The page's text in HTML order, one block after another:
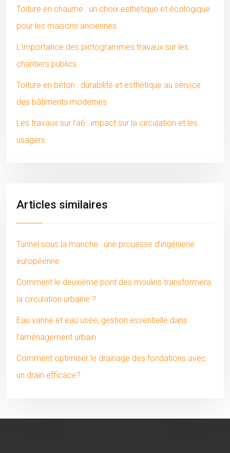
Toiture en chaume : un choix esthétique et écologique
pour les maisons anciennes
L’importance des pictogrammes travaux sur les
chantiers publics
Toiture en béton : durabilité et esthétique au service
des bâtiments modernes
Les travaux sur l’a6 : impact sur la circulation et les
usagers
Articles similaires
Tunnel sous la manche : une prouesse d’ingénierie
européenne
Comment le deuxième pont des moulins transformera
la circulation urbaine ?
Eau vanne et eau usée, gestion essentielle dans
l’aménagement urbain
Comment optimiser le drainage des fondations avec
un drain efficace?